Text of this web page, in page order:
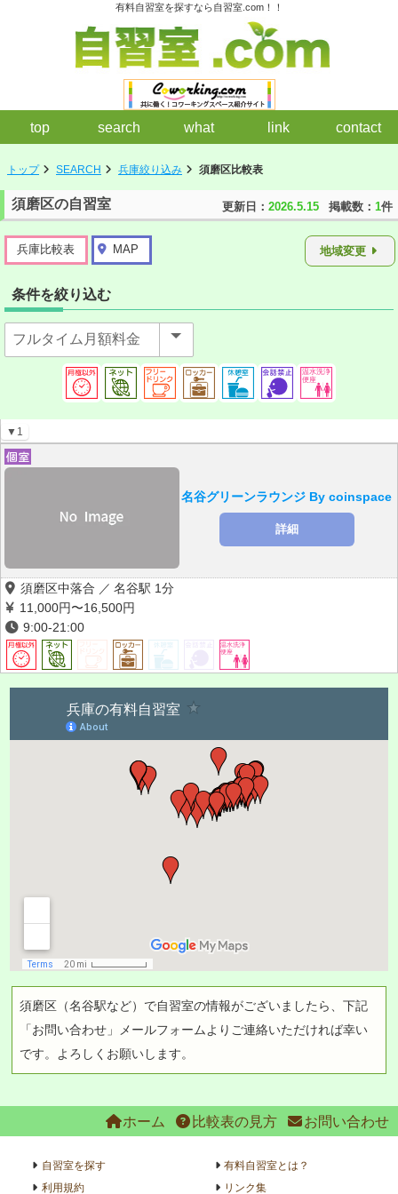
有料自習室を探すなら自習室.com！！
top search what link contact
トップ SEARCH 兵庫絞り込み 須磨区比較表
須磨区の自習室 更新日：2026.5.15 掲載数： 1件
兵庫比較表 MAP 地域変更
条件を絞り込む
▼1
名谷グリーンラウンジ By coinspace
詳細
須磨区中落合
名谷駅 1分
11,000円〜16,500円
9:00-21:00
須磨区（名谷駅など）で自習室の情報がございましたら、下記
「お問い合わせ」メールフォームよりご連絡いただければ幸い
です。よろしくお願いします。
お問い合わせ
比較表の見方
ホーム
自習室を探す
有料自習室とは？
利用規約
リンク集